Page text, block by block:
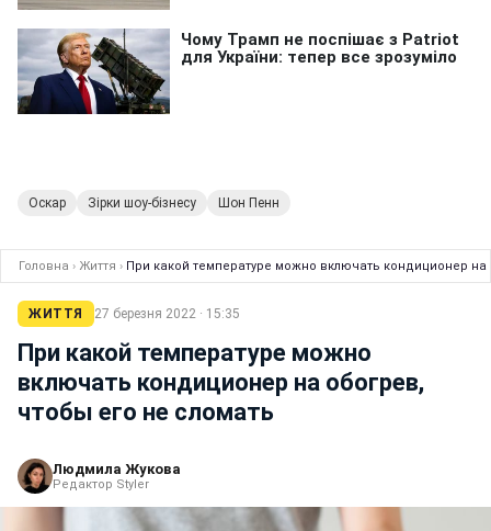
Оскар Зірки шоу-бізнесу Шон Пенн
Головна › Життя › При какой температуре можно включать кондиционер на
ЖИТТЯ 27 березня 2022 · 15:35
При какой температуре можно
включать кондиционер на обогрев,
чтобы его не сломать
Людмила Жукова
Редактор Styler